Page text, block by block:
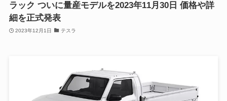
ラック ついに量産モデルを2023年11月30日 価格や詳
細を正式発表
2023年12月1日 テスラ